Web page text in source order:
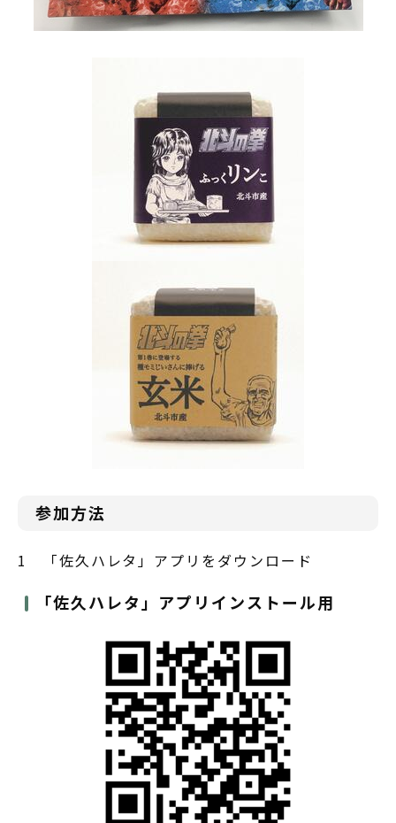
参加方法
1 「佐久ハレタ」アプリをダウンロード
「佐久ハレタ」アプリインストール用